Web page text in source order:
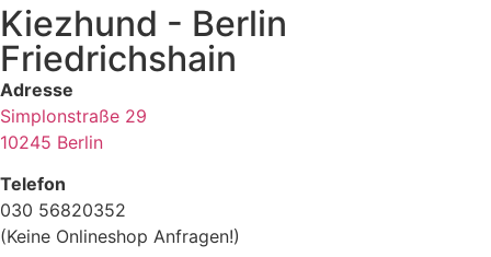
Kiezhund - Berlin
Friedrichshain
Adresse
Simplonstraße 29
10245 Berlin
Telefon
030 56820352
(Keine Onlineshop Anfragen!)